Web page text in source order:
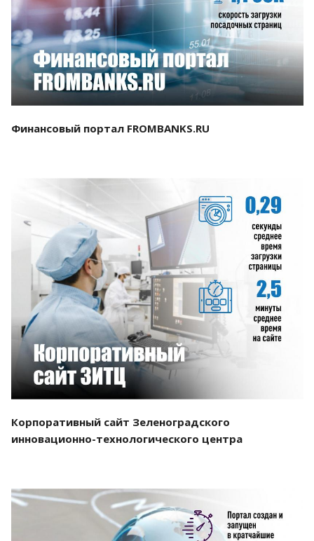
Смотреть проект
Финансовый портал FROMBANKS.RU
Смотреть проект
Корпоративный сайт Зеленоградского
инновационно-технологического центра